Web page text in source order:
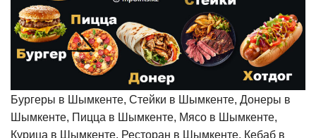
Бургеры в Шымкенте, Стейки в Шымкенте, Донеры в
Шымкенте, Пицца в Шымкенте, Мясо в Шымкенте,
Курица в Шымкенте, Ресторан в Шымкенте, Кебаб в